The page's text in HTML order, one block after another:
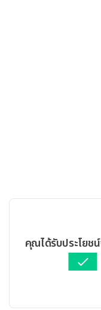
คุณได้รับประโยช